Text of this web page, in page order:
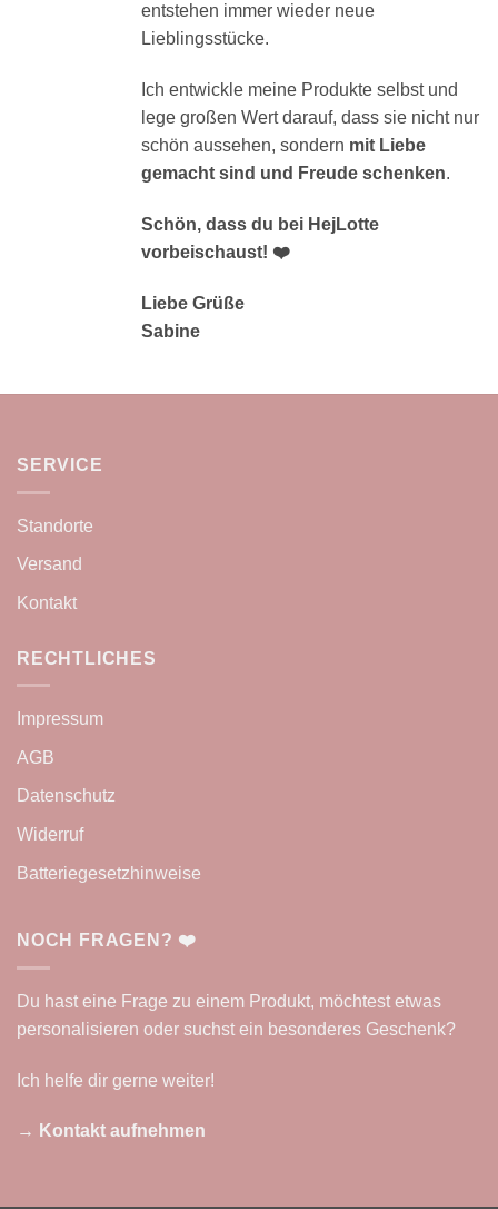
entstehen immer wieder neue
Lieblingsstücke.
Ich entwickle meine Produkte selbst und
lege großen Wert darauf, dass sie nicht nur
schön aussehen, sondern mit Liebe
gemacht sind und Freude schenken.
Schön, dass du bei HejLotte
vorbeischaust! ❤️
Liebe Grüße
Sabine
SERVICE
Standorte
Versand
Kontakt
RECHTLICHES
Impressum
AGB
Datenschutz
Widerruf
Batteriegesetzhinweise
NOCH FRAGEN? ❤️
Du hast eine Frage zu einem Produkt, möchtest etwas
personalisieren oder suchst ein besonderes Geschenk?
Ich helfe dir gerne weiter!
→ Kontakt aufnehmen